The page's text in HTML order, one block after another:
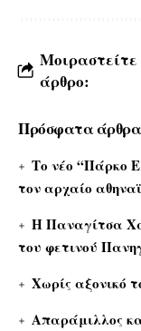
Μοιραστείτε
άρθρο:
Πρόσφατα άρθρα
Το νέο “Πάρκο
τον αρχαίο
Η Παναγίτσα
του φετινού
Χωρίς αξονικό
Απαράμιλλος